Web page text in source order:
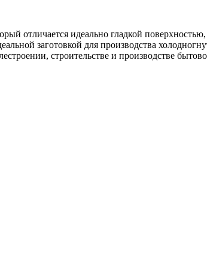
отличается идеально гладкой
заготовкой для производства
строительстве и производстве